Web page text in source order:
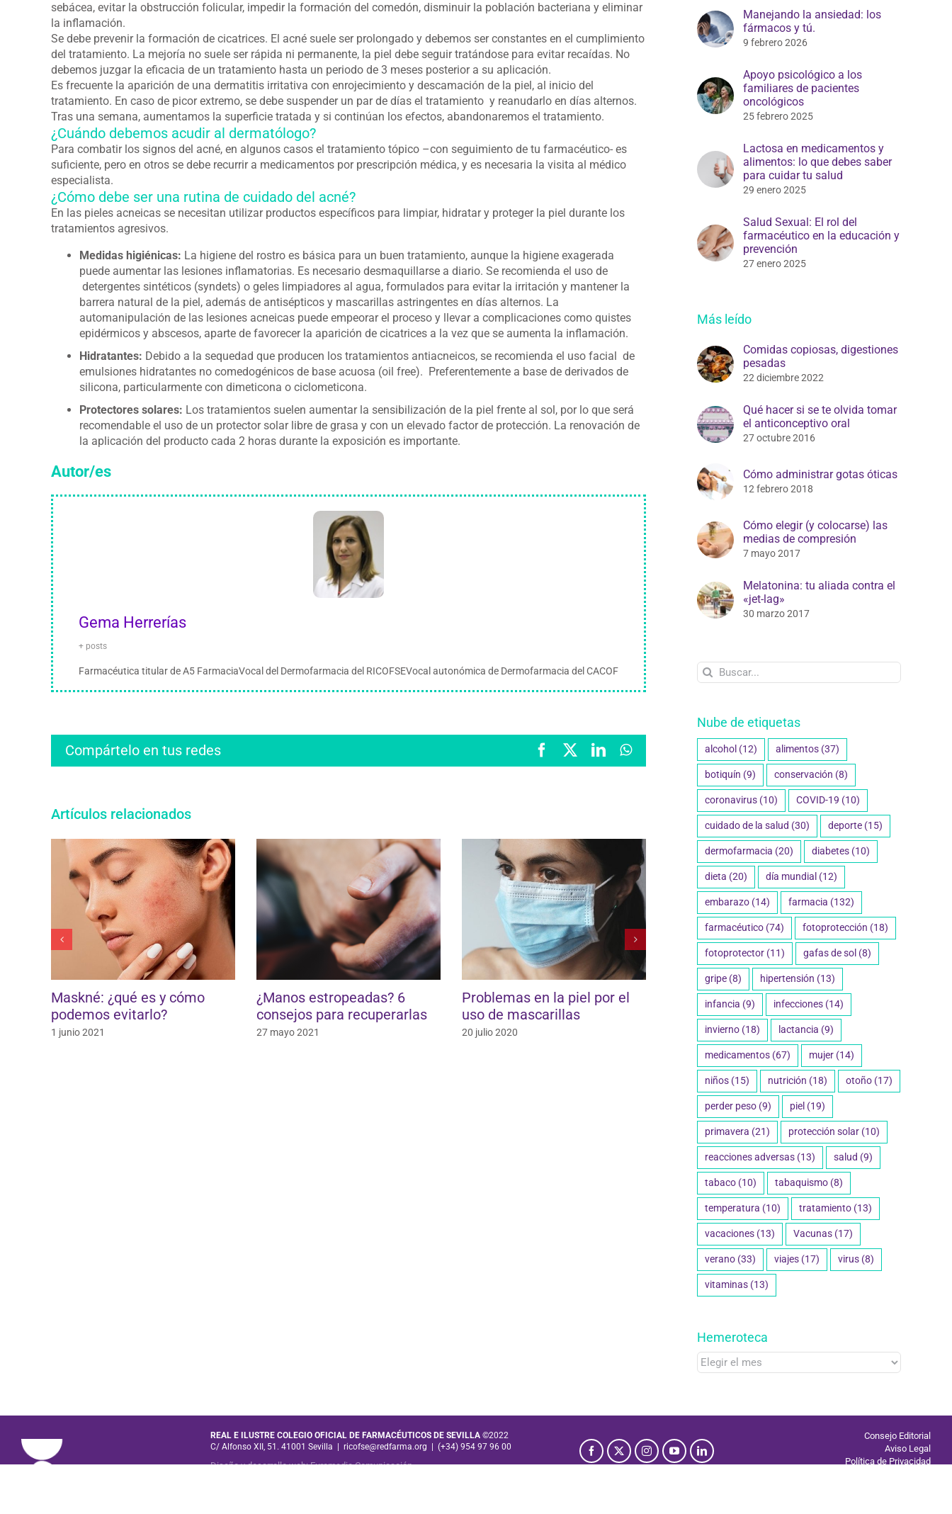
sebácea, evitar la obstrucción folicular, impedir la formación del comedón, disminuir la población bacteriana y eliminar
la inflamación.
Se debe prevenir la formación de cicatrices. El acné suele ser prolongado y debemos ser constantes en el cumplimiento
del tratamiento. La mejoría no suele ser rápida ni permanente, la piel debe seguir tratándose para evitar recaídas. No
debemos juzgar la eficacia de un tratamiento hasta un periodo de 3 meses posterior a su aplicación.
Es frecuente la aparición de una dermatitis irritativa con enrojecimiento y descamación de la piel, al inicio del
tratamiento. En caso de picor extremo, se debe suspender un par de días el tratamiento y reanudarlo en días alternos.
Tras una semana, aumentamos la superficie tratada y si continúan los efectos, abandonaremos el tratamiento.
¿Cuándo debemos acudir al dermatólogo?
Para combatir los signos del acné, en algunos casos el tratamiento tópico –con seguimiento de tu farmacéutico- es
suficiente, pero en otros se debe recurrir a medicamentos por prescripción médica, y es necesaria la visita al médico
especialista.
¿Cómo debe ser una rutina de cuidado del acné?
En las pieles acneicas se necesitan utilizar productos específicos para limpiar, hidratar y proteger la piel durante los
tratamientos agresivos.
Medidas higiénicas: La higiene del rostro es básica para un buen tratamiento, aunque la higiene exagerada
puede aumentar las lesiones inflamatorias. Es necesario desmaquillarse a diario. Se recomienda el uso de
detergentes sintéticos (syndets) o geles limpiadores al agua, formulados para evitar la irritación y mantener la
barrera natural de la piel, además de antisépticos y mascarillas astringentes en días alternos. La
automanipulación de las lesiones acneicas puede empeorar el proceso y llevar a complicaciones como quistes
epidérmicos y abscesos, aparte de favorecer la aparición de cicatrices a la vez que se aumenta la inflamación.
Hidratantes: Debido a la sequedad que producen los tratamientos antiacneicos, se recomienda el uso facial de
emulsiones hidratantes no comedogénicos de base acuosa (oil free). Preferentemente a base de derivados de
silicona, particularmente con dimeticona o ciclometicona.
Protectores solares: Los tratamientos suelen aumentar la sensibilización de la piel frente al sol, por lo que será
recomendable el uso de un protector solar libre de grasa y con un elevado factor de protección. La renovación de
la aplicación del producto cada 2 horas durante la exposición es importante.
Autor/es
Gema Herrerías
+ posts
Farmacéutica titular de A5 FarmaciaVocal del Dermofarmacia del RICOFSEVocal autonómica de Dermofarmacia del CACOF
Compártelo en tus redes FacebookLinkedInWhatsApp
Artículos relacionados
Maskné: ¿qué es y cómo
podemos evitarlo?
1 junio 2021
¿Manos estropeadas? 6
consejos para recuperarlas
27 mayo 2021
Problemas en la piel por el
uso de mascarillas
20 julio 2020
¿Qué debemos saber para
una buena protección solar?
30 junio 2023
Manejando la ansiedad: los
fármacos y tú.
9 febrero 2026
Apoyo psicológico a los
familiares de pacientes
oncológicos
25 febrero 2025
Lactosa en medicamentos y
alimentos: lo que debes saber
para cuidar tu salud
29 enero 2025
Salud Sexual: El rol del
farmacéutico en la educación y
prevención
27 enero 2025
Más leído
Comidas copiosas, digestiones
pesadas
22 diciembre 2022
Qué hacer si se te olvida tomar
el anticonceptivo oral
27 octubre 2016
Cómo administrar gotas óticas
12 febrero 2018
Cómo elegir (y colocarse) las
medias de compresión
7 mayo 2017
Melatonina: tu aliada contra el
«jet-lag»
30 marzo 2017
Buscar:
Nube de etiquetas
alcohol (12) alimentos (37)
botiquín (9) conservación (8)
coronavirus (10) COVID-19 (10)
cuidado de la salud (30) deporte (15)
dermofarmacia (20) diabetes (10)
dieta (20) día mundial (12)
embarazo (14) farmacia (132)
farmacéutico (74) fotoprotección (18)
fotoprotector (11) gafas de sol (8)
gripe (8) hipertensión (13)
infancia (9) infecciones (14)
invierno (18) lactancia (9)
medicamentos (67) mujer (14)
niños (15) nutrición (18) otoño (17)
perder peso (9) piel (19)
primavera (21) protección solar (10)
reacciones adversas (13) salud (9)
tabaco (10) tabaquismo (8)
temperatura (10) tratamiento (13)
vacaciones (13) Vacunas (17)
verano (33) viajes (17) virus (8)
vitaminas (13)
Hemeroteca
Hemeroteca
REAL E ILUSTRE COLEGIO OFICIAL DE FARMACÉUTICOS DE SEVILLA ©2022
C/ Alfonso XII, 51. 41001 Sevilla |ricofse@redfarma.org |(+34) 954 97 96 00
Diseño y desarrollo web:Euromedia Comunicación
Consejo Editorial
Aviso Legal
Política de Privacidad